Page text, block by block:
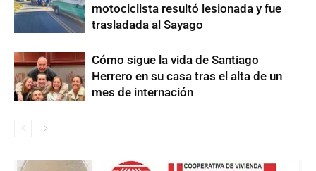
motociclista resultó lesionada y fue
trasladada al Sayago
Cómo sigue la vida de Santiago
Herrero en su casa tras el alta de un
mes de internación